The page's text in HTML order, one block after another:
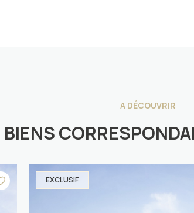
A DÉCOUVRIR
EXCLUSIF